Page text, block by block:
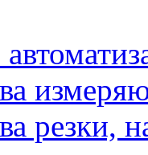
резки,